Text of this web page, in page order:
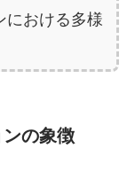
における多様
の象徴